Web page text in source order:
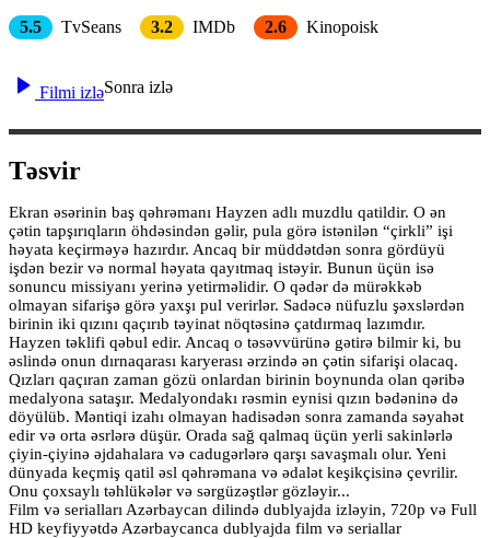
5.5 TvSeans 3.2 IMDb 2.6 Kinopoisk
Filmi izləSonra izlə
Təsvir
Ekran əsərinin baş qəhrəmanı Hayzen adlı muzdlu qatildir. O ən
çətin tapşırıqların öhdəsindən gəlir, pula görə istənilən “çirkli” işi
həyata keçirməyə hazırdır. Ancaq bir müddətdən sonra gördüyü
işdən bezir və normal həyata qayıtmaq istəyir. Bunun üçün isə
sonuncu missiyanı yerinə yetirməlidir. O qədər də mürəkkəb
olmayan sifarişə görə yaxşı pul verirlər. Sadəcə nüfuzlu şəxslərdən
birinin iki qızını qaçırıb təyinat nöqtəsinə çatdırmaq lazımdır.
Hayzen təklifi qəbul edir. Ancaq o təsəvvürünə gətirə bilmir ki, bu
əslində onun dırnaqarası karyerası ərzində ən çətin sifarişi olacaq.
Qızları qaçıran zaman gözü onlardan birinin boynunda olan qəribə
medalyona sataşır. Medalyondakı rəsmin eynisi qızın bədəninə də
döyülüb. Məntiqi izahı olmayan hadisədən sonra zamanda səyahət
edir və orta əsrlərə düşür. Orada sağ qalmaq üçün yerli sakinlərlə
çiyin-çiyinə əjdahalara və cadugərlərə qarşı savaşmalı olur. Yeni
dünyada keçmiş qatil əsl qəhrəmana və ədalət keşikçisinə çevrilir.
Onu çoxsaylı təhlükələr və sərgüzəştlər gözləyir...
Film və serialları Azərbaycan dilində dublyajda izləyin, 720p və Full
HD keyfiyyətdə Azərbaycanca dublyajda film və seriallar